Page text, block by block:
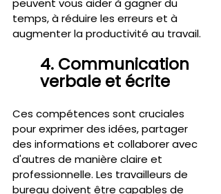
peuvent vous aider à gagner du
temps, à réduire les erreurs et à
augmenter la productivité au travail.
4. Communication
verbale et écrite
Ces compétences sont cruciales
pour exprimer des idées, partager
des informations et collaborer avec
d'autres de manière claire et
professionnelle. Les travailleurs de
bureau doivent être capables de